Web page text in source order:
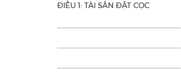
ĐIỀU 1: TÀI SẢN ĐẶT CỌC